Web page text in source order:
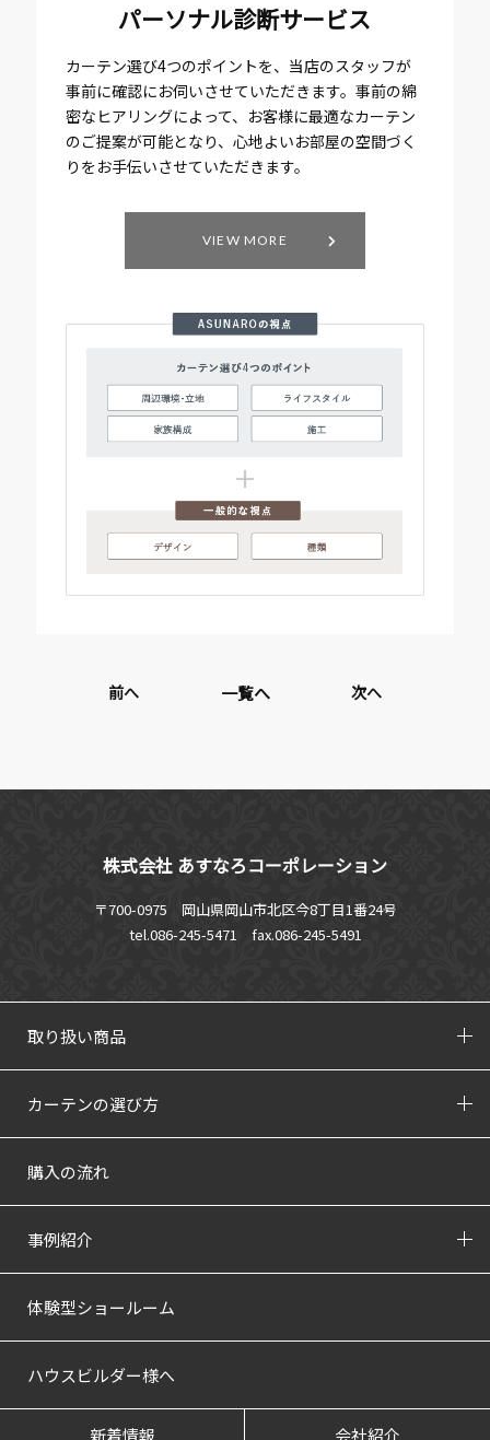
パーソナル診断サービス
カーテン選び4つのポイントを、当店のスタッフが
事前に確認にお伺いさせていただきます。事前の綿
密なヒアリングによって、お客様に最適なカーテン
のご提案が可能となり、心地よいお部屋の空間づく
りをお手伝いさせていただきます。
VIEW MORE
前へ 一覧へ 次へ
株式会社 あすなろコーポレーション
〒700-0975 岡山県岡山市北区今8丁目1番24号
tel.086-245-5471
fax.086-245-5491
取り扱い商品
カーテンの選び方
購入の流れ
事例紹介
体験型ショールーム
ハウスビルダー様へ
新着情報 会社紹介